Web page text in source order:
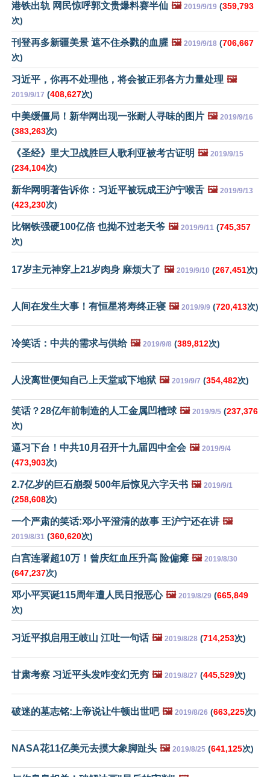
港铁出轨 网民惊呼郭文贵爆料赛半仙 🖼️ 2019/9/19 (359,793
次)
刊登再多新疆美景 遮不住杀戮的血腥 🖼️ 2019/9/18 (706,667
次)
习近平，你再不处理他，将会被正邪各方力量处理 🖼️
2019/9/17 (408,627次)
中美缓僵局！新华网出现一张耐人寻味的图片 🖼️ 2019/9/16
(383,263次)
《圣经》里大卫战胜巨人歌利亚被考古证明 🖼️ 2019/9/15
(234,104次)
新华网明著告诉你：习近平被玩成王沪宁喉舌 🖼️ 2019/9/13
(423,230次)
比钢铁强硬100亿倍 也拗不过老天爷 🖼️ 2019/9/11 (745,357
次)
17岁主元神穿上21岁肉身 麻烦大了 🖼️ 2019/9/10 (267,451次)
人间在发生大事！有恒星将寿终正寝 🖼️ 2019/9/9 (720,413次)
冷笑话：中共的需求与供给 🖼️ 2019/9/8 (389,812次)
人没离世便知自己上天堂或下地狱 🖼️ 2019/9/7 (354,482次)
笑话？28亿年前制造的人工金属凹槽球 🖼️ 2019/9/5 (237,376
次)
逼习下台！中共10月召开十九届四中全会 🖼️ 2019/9/4
(473,903次)
2.7亿岁的巨石崩裂 500年后惊见六字天书 🖼️ 2019/9/1
(258,608次)
一个严肃的笑话:邓小平澄清的故事 王沪宁还在讲 🖼️
2019/8/31 (360,620次)
白宫连署超10万！曾庆红血压升高 险偏瘫 🖼️ 2019/8/30
(647,237次)
邓小平冥诞115周年遭人民日报恶心 🖼️ 2019/8/29 (665,849
次)
习近平拟启用王岐山 江吐一句话 🖼️ 2019/8/28 (714,253次)
甘肃考察 习近平头发咋变幻无穷 🖼️ 2019/8/27 (445,529次)
破迷的墓志铭:上帝说让牛顿出世吧 🖼️ 2019/8/26 (663,225次)
NASA花11亿美元去摸大象脚趾头 🖼️ 2019/8/25 (641,125次)